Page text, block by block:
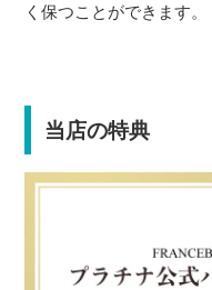
く保つことができます。
当店の特典